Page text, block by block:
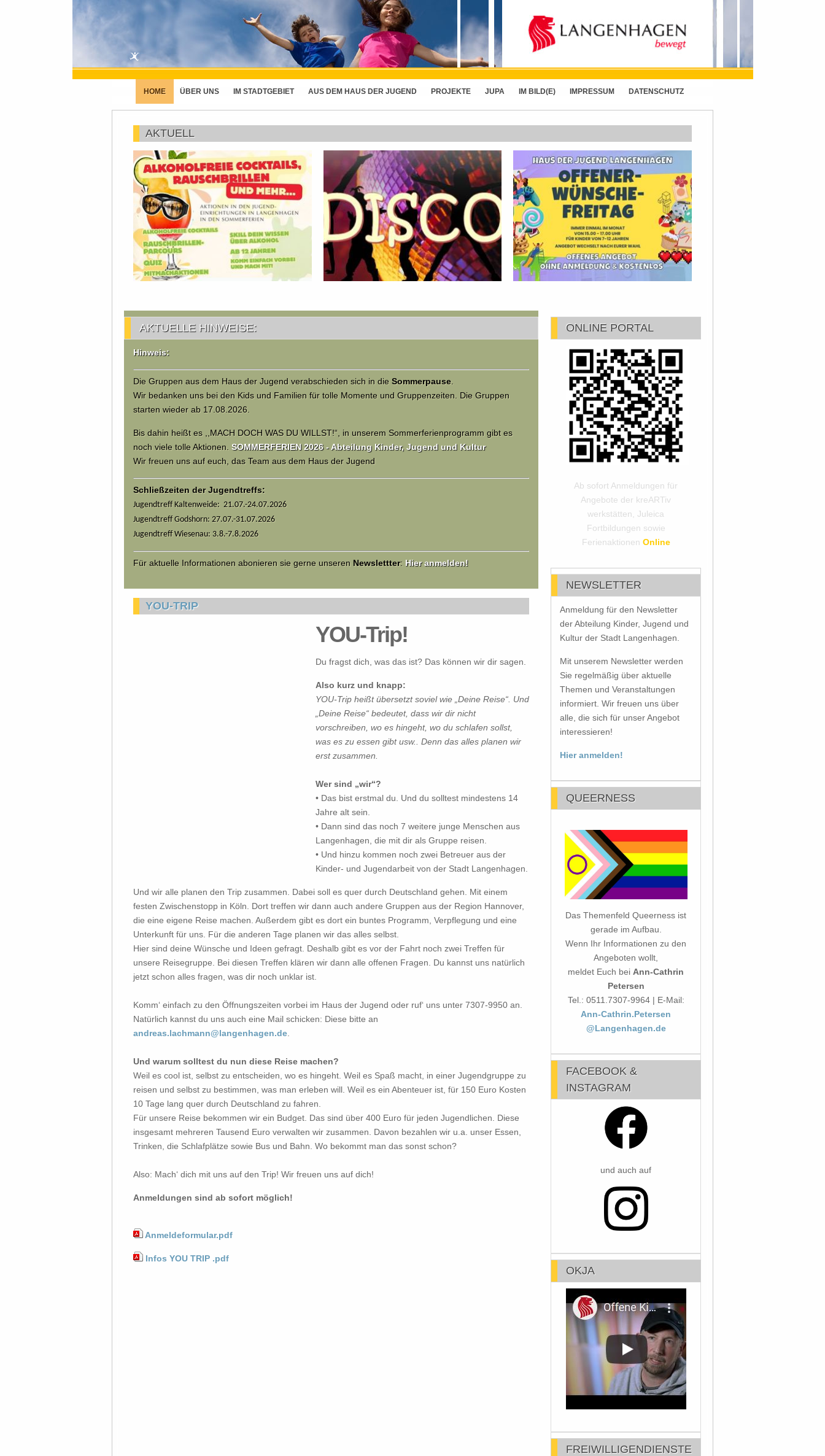
HOME ÜBER UNS IM STADTGEBIET AUS DEM HAUS DER JUGEND PROJEKTE JUPA IM BILD(E) IMPRESSUM DATENSCHUTZ
AKTUELL
AKTUELLE HINWEISE:
Hinweis:
Die Gruppen aus dem Haus der Jugend verabschieden sich in die Sommerpause
Wir bedanken uns bei den Kids und Familien für tolle Momente und Gruppenzeiten. Die Gruppen
starten wieder ab 17.08.2026.
Bis dahin heißt es ,,MACH DOCH WAS DU WILLST!“, in unserem Sommerferienprogramm gibt es
noch viele tolle Aktionen. SOMMERFERIEN 2026 - Abteilung Kinder, Jugend und Kultur
Wir freuen uns auf euch, das Team aus dem Haus der Jugend
Schließzeiten der Jugendtreffs:
Jugendtreff Kaltenweide: 21.07.-24.07.2026
Jugendtreff Godshorn: 27.07.-31.07.2026
Jugendtreff Wiesenau: 3.8.-7.8.2026
Für aktuelle Informationen abonieren sie gerne unseren Newslettter: Hier anmelden!
YOU-TRIP
YOU-Trip!
Du fragst dich, was das ist? Das können wir dir sagen.
Also kurz und knapp:
YOU-Trip heißt übersetzt soviel wie „Deine Reise“. Und
„Deine Reise“ bedeutet, dass wir dir nicht
vorschreiben, wo es hingeht, wo du schlafen sollst,
was es zu essen gibt usw.. Denn das alles planen wir
erst zusammen.
Wer sind „wir“?
• Das bist erstmal du. Und du solltest mindestens 14
Jahre alt sein.
• Dann sind das noch 7 weitere junge Menschen aus
Langenhagen, die mit dir als Gruppe reisen.
• Und hinzu kommen noch zwei Betreuer aus der
Kinder- und Jugendarbeit von der Stadt Langenhagen.
Und wir alle planen den Trip zusammen. Dabei soll es quer durch Deutschland gehen. Mit einem
festen Zwischenstopp in Köln. Dort treffen wir dann auch andere Gruppen aus der Region Hannover,
die eine eigene Reise machen. Außerdem gibt es dort ein buntes Programm, Verpflegung und eine
Unterkunft für uns. Für die anderen Tage planen wir das alles selbst.
Hier sind deine Wünsche und Ideen gefragt. Deshalb gibt es vor der Fahrt noch zwei Treffen für
unsere Reisegruppe. Bei diesen Treffen klären wir dann alle offenen Fragen. Du kannst uns natürlich
jetzt schon alles fragen, was dir noch unklar ist.
Komm‘ einfach zu den Öffnungszeiten vorbei im Haus der Jugend oder ruf‘ uns unter 7307-9950 an.
Natürlich kannst du uns auch eine Mail schicken: Diese bitte an
andreas.lachmann@langenhagen.de
Und warum solltest du nun diese Reise machen?
Weil es cool ist, selbst zu entscheiden, wo es hingeht. Weil es Spaß macht, in einer Jugendgruppe zu
reisen und selbst zu bestimmen, was man erleben will. Weil es ein Abenteuer ist, für 150 Euro Kosten
10 Tage lang quer durch Deutschland zu fahren.
Für unsere Reise bekommen wir ein Budget. Das sind über 400 Euro für jeden Jugendlichen. Diese
insgesamt mehreren Tausend Euro verwalten wir zusammen. Davon bezahlen wir u.a. unser Essen,
Trinken, die Schlafplätze sowie Bus und Bahn. Wo bekommt man das sonst schon?
Also: Mach‘ dich mit uns auf den Trip! Wir freuen uns auf dich!
Anmeldungen sind ab sofort möglich!
Anmeldeformular.pdf
Infos YOU TRIP .pdf
ONLINE PORTAL
Ab sofort Anmeldungen für
Angebote der kreARTiv
werkstätten, Juleica
Fortbildungen sowie
Ferienaktionen Online
NEWSLETTER
Anmeldung für den Newsletter
der Abteilung Kinder, Jugend und
Kultur der Stadt Langenhagen.
Mit unserem Newsletter werden
Sie regelmäßig über aktuelle
Themen und Veranstaltungen
informiert. Wir freuen uns über
alle, die sich für unser Angebot
interessieren!
Hier anmelden!
QUEERNESS
Das Themenfeld Queerness ist
gerade im Aufbau.
Wenn Ihr Informationen zu den
Angeboten wollt,
meldet Euch bei Ann-Cathrin
Petersen
Tel.: 0511.7307-9964 | E-Mail:
Ann-Cathrin.Petersen
@Langenhagen.de
FACEBOOK &
INSTAGRAM
und auch auf
OKJA
FREIWILLIGENDIENSTE